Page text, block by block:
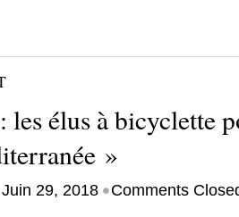
les élus à bicyclette
»
Juin 29, 2018 •Comments